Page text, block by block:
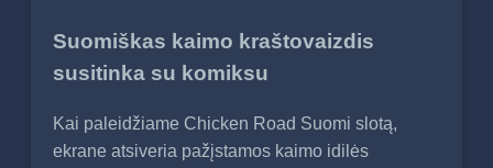
Suomiškas kaimo kraštovaizdis
susitinka su komiksu
Kai paleidžiame Chicken Road Suomi slotą,
ekrane atsiveria pažįstamos kaimo idilės